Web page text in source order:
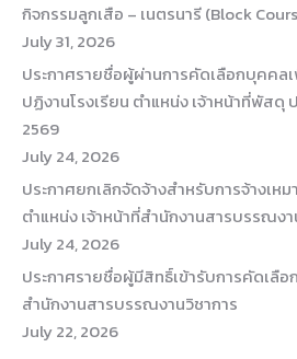
กิจกรรมลูกเสือ – เนตรนารี (Block
July 31, 2026
ประกาศรายชื่อผู้ผ่านการคัดเลือกบุคคล
ปฏิงานโรงเรียน ตำแหน่ง เจ้าหน้าที่พัสดุ
2569
July 24, 2026
ประกาศยกเลิกจัดจ้างสำหรับการจ้างเห
ตำแหน่ง เจ้าหน้าที่สำนักงานสารบรรณงา
July 24, 2026
ประกาศรายชื่อผู้มีสิทธิ์เข้ารับการคัดเลือ
สำนักงานสารบรรณงานวิชาการ
July 22, 2026